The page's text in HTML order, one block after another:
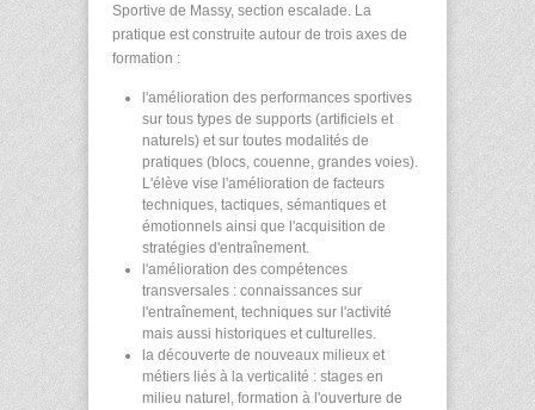
Sportive de Massy, section escalade. La
pratique est construite autour de trois axes de
formation :
l'amélioration des performances sportives
sur tous types de supports (artificiels et
naturels) et sur toutes modalités de
pratiques (blocs, couenne, grandes voies).
L'élève vise l'amélioration de facteurs
techniques, tactiques, sémantiques et
émotionnels ainsi que l'acquisition de
stratégies d'entraînement.
l'amélioration des compétences
transversales : connaissances sur
l'entraînement, techniques sur l'activité
mais aussi historiques et culturelles.
la découverte de nouveaux milieux et
métiers liés à la verticalité : stages en
milieu naturel, formation à l'ouverture de